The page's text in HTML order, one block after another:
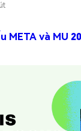
META và MU